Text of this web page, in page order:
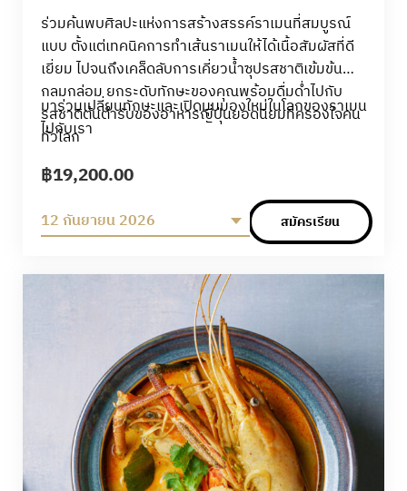
ร่วมค้นพบศิลปะแห่งการสร้างสรรค์ราเมนที่สมบูรณ์
แบบ ตั้งแต่เทคนิคการทำเส้นราเมนให้ได้เนื้อสัมผัสที่ดี
เยี่ยม ไปจนถึงเคล็ดลับการเคี่ยวน้ำซุปรสชาติเข้มข้น
กลมกล่อม ยกระดับทักษะของคุณพร้อมดื่มด่ำไปกับ
รสชาติต้นตำรับของอาหารญี่ปุ่นยอดนิยมที่ครองใจคน
ทั่วโลก
มาร่วมเปลี่ยนทักษะและเปิดมุมมองใหม่ในโลกของราเมน
ไปกับเรา
฿19,200.00
12 กันยายน 2026 สมัครเรียน